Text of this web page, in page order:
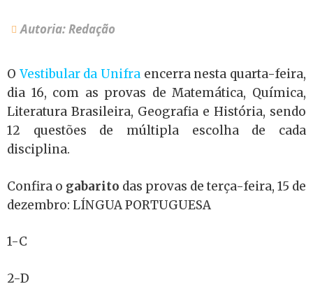
Autoria: Redação
O Vestibular da Unifra encerra nesta quarta-feira,
dia 16, com as provas de Matemática, Química,
Literatura Brasileira, Geografia e História, sendo
12 questões de múltipla escolha de cada
disciplina.
Confira o gabarito das provas de terça-feira, 15 de
dezembro: LÍNGUA PORTUGUESA
1-C
2-D